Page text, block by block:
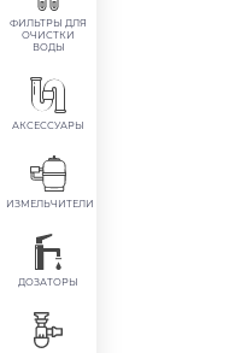
ФИЛЬТРЫ ДЛЯ
ОЧИСТКИ
ВОДЫ
АКСЕССУАРЫ
ИЗМЕЛЬЧИТЕЛИ
ДОЗАТОРЫ